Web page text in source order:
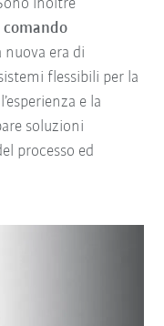
inoltre
comando
nuova era di
flessibili per la
e la
soluzioni
processo ed